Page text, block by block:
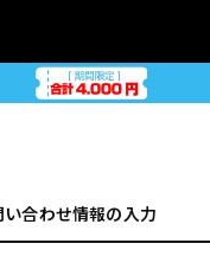
い合わせ情報の入力